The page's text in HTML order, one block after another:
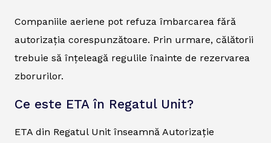
Companiile aeriene pot refuza îmbarcarea fără
autorizația corespunzătoare. Prin urmare, călătorii
trebuie să înțeleagă regulile înainte de rezervarea
zborurilor.
Ce este ETA în Regatul Unit?
ETA din Regatul Unit înseamnă Autorizație